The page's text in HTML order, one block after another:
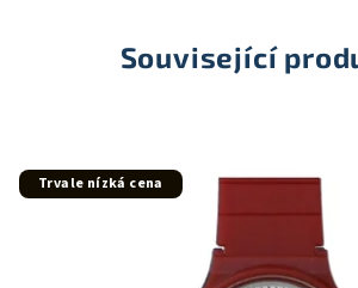
Související
Trvale nízká cena